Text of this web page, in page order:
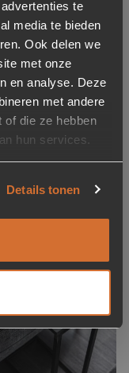
te
media te bieden
Ook delen we
met onze
en analyse. Deze
met andere
of die ze hebben
hun services.
Details tonen
-34%
Bodie Zwart
2-5 werkdagen